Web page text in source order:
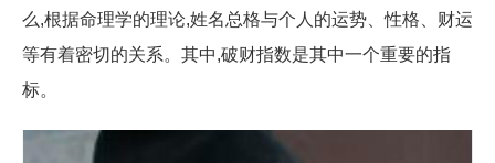
星座
么,根据命理学的理论,姓名总格与个人的运势、性格、财运
等有着密切的关系。其中,破财指数是其中一个重要的指
标。